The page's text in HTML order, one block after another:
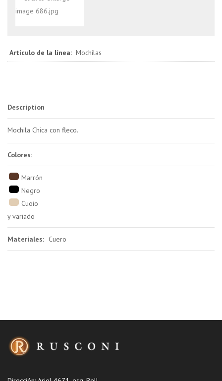
Artículo de la línea: Mochilas
Description
Mochila Chica con fleco.
Colores:
Marrón
Negro
Cuoio
y variado
Materiales: Cuero